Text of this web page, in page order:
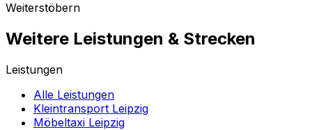
Weiterstöbern
Weitere Leistungen & Strecken
Leistungen
Alle Leistungen
Kleintransport Leipzig
Möbeltaxi Leipzig